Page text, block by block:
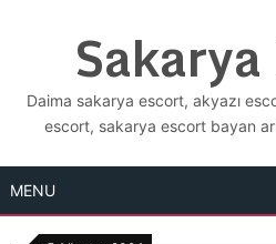
Daima sakarya escort, akyazı
escort, sakarya escort bayan
MENU